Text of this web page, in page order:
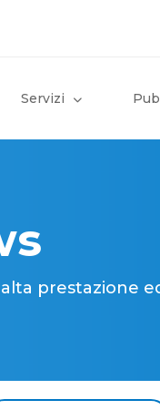
Servizi
prestazione